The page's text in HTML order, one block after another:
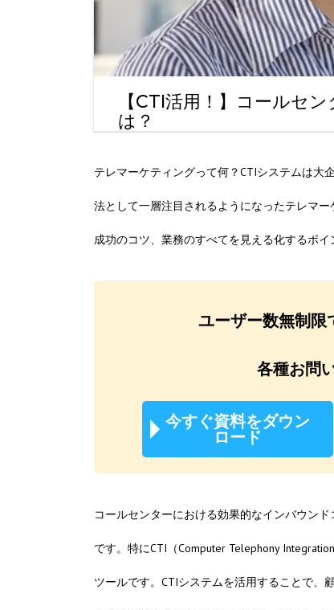
【CTI活用！】コールセ
は？
テレマーケティングって何？CTIシステムは大
法として一層注目されるようになったテレマ
成功のコツ、業務のすべてを見える化するポイ
ユーザー数無制限
各種お問
今すぐ資料をダウン
ロード
コールセンターにおける効果的なインバウン
です。特にCTI（Computer Telephony
ツールです。CTIシステムを活用することで、